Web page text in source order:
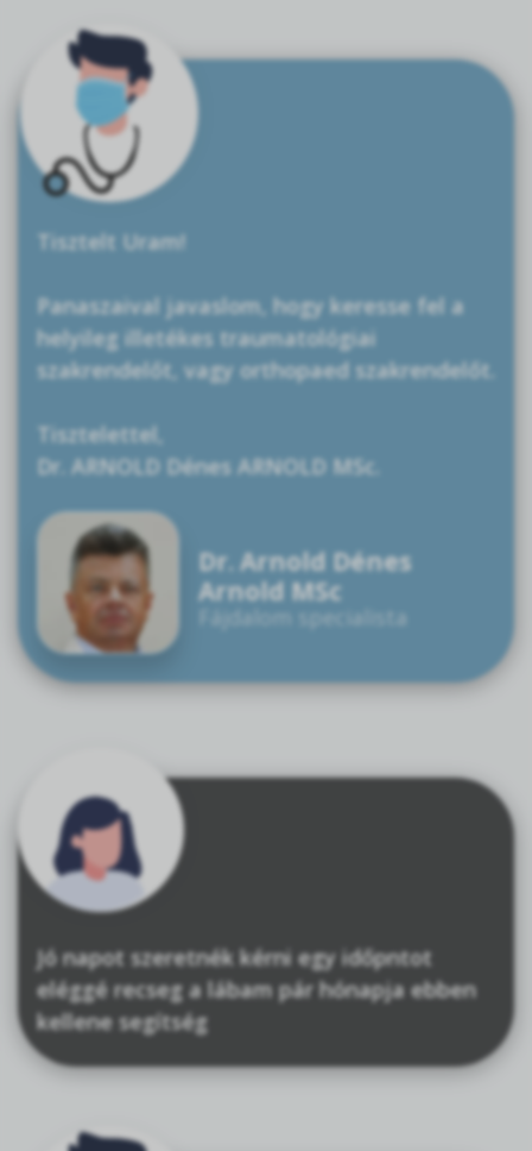
Tisztelt Uram!
Panaszaival javaslom, hogy keresse fel a
helyileg illetékes traumatológiai
szakrendelőt, vagy orthopaed szakrendelőt.
Tisztelettel,
Dr. ARNOLD Dénes ARNOLD MSc.
Dr. Arnold Dénes
Arnold MSc
Fájdalom specialista
Jó napot szeretnék kérni egy időpntot
eléggé recseg a lábam pár hónapja ebben
kellene segítség